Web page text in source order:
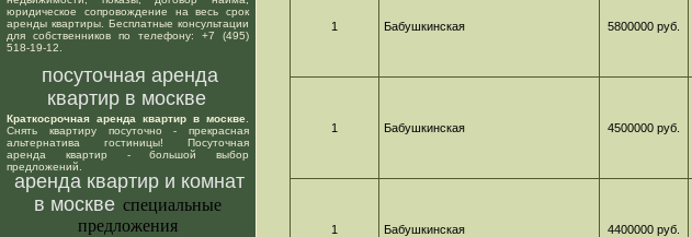
юридическое сопровождение на весь срок
аренды квартиры. Бесплатные консультации
для собственников по телефону: +7 (495)
518-19-12.
посуточная аренда
квартир в москве
Краткосрочная аренда квартир в москве
Снять квартиру посуточно - прекрасная
альтернатива гостиницы! Посуточная
аренда квартир - большой выбор
предложений.
аренда квартир и комнат
в москве специальные
предложения
1 Бабушкинская 5800000 руб.
1 Бабушкинская 4500000 руб.
1 Бабушкинская 4400000 руб.